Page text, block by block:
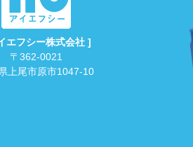
エフシー株式会社 ]
〒362-0021
上尾市原市1047-10